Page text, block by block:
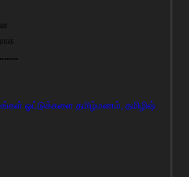
ஓட்டுக்களை தமிழ்மணம், தமிழிஷ்